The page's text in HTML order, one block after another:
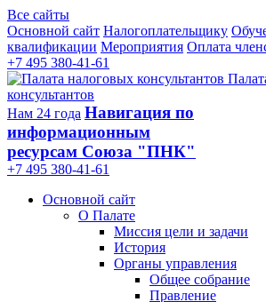
Все сайты
Основной сайт Налогоплательщику
квалификации Мероприятия Оплата
+7 495 380-41-61
консультантов
Нам 24 года Навигация по
информационным
ресурсам Союза "ПНК"
+7 495 380‑41‑61
Основной сайт
О Палате
Миссия цели и задачи
История
Органы управления
Общее собрание
Правление